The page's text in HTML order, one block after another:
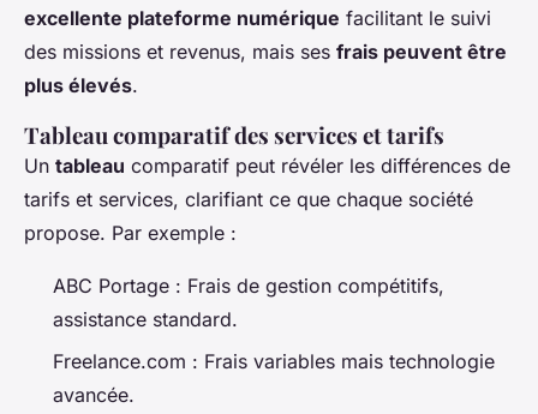
excellente plateforme numérique facilitant le suivi
des missions et revenus, mais ses frais peuvent être
plus élevés.
Tableau comparatif des services et tarifs
Un tableau comparatif peut révéler les différences de
tarifs et services, clarifiant ce que chaque société
propose. Par exemple :
ABC Portage : Frais de gestion compétitifs,
assistance standard.
Freelance.com : Frais variables mais technologie
avancée.